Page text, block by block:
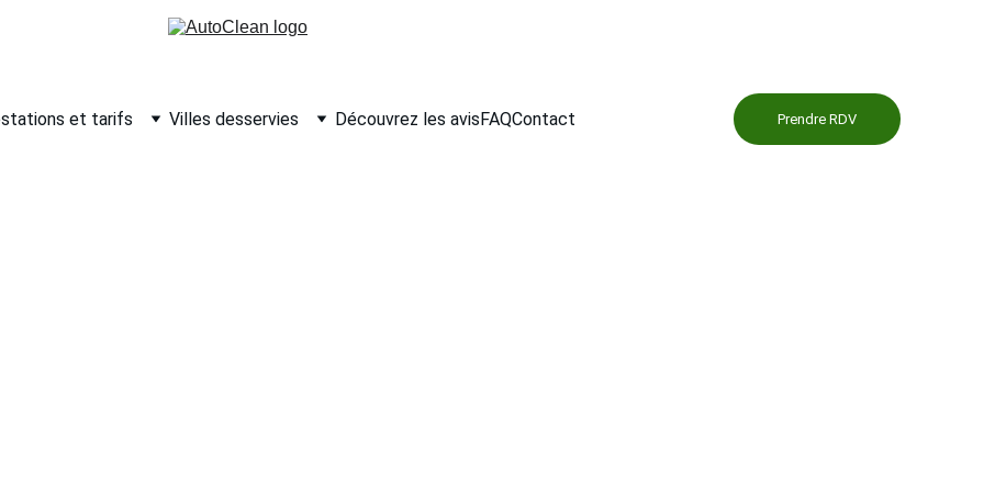
et tarifs Villes desservies Découvrez les avisFAQContact Prendre RDV